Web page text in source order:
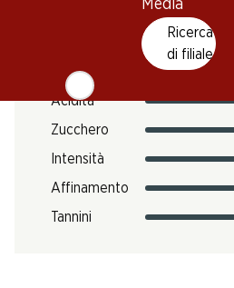
Media
Ricerca
di filiale
Acidità
Zucchero
Intensità
Affinamento
Tannini